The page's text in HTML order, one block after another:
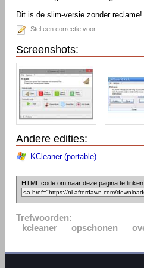
Dit is de slim-versie zonder reclame!
Stel een correctie voor
Screenshots:
Andere edities:
KCleaner (portable)
HTML code om naar deze pagina te linken:
Trefwoorden:
kcleaner
opschonen